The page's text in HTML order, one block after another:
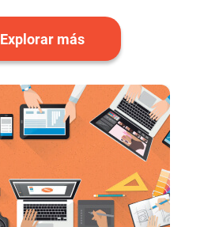
Explorar más